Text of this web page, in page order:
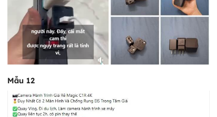
Mẫu 12